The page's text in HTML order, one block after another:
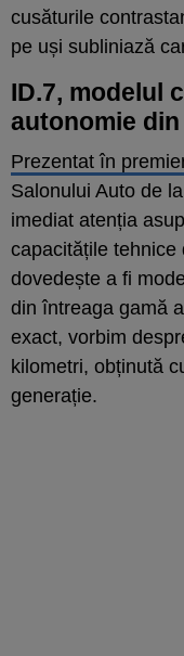
cusăturile
pe uși subliniază
ID.7, modelul
autonomie
Prezentat în
Salonului Auto de
imediat atenția
capacitățile tehnice
dovedește a fi
din întreaga gamă
exact, vorbim
kilometri, obținută
generație.